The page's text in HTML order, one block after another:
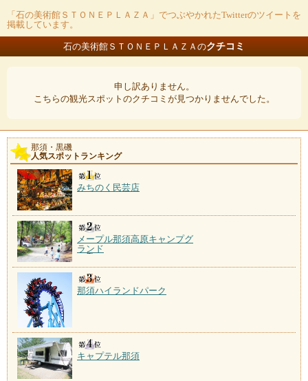
「石の美術館ＳＴＯＮＥＰＬＡＺＡ」でつぶやかれたTwitterのツイートを
掲載しています。
石の美術館ＳＴＯＮＥＰＬＡＺＡのクチコミ
申し訳ありません。
こちらの観光スポットのクチコミが見つかりませんでした。
那須・黒磯
人気スポットランキング
みちのく民芸店
メープル那須高原キャンプグ
ランド
那須ハイランドパーク
キャプテル那須